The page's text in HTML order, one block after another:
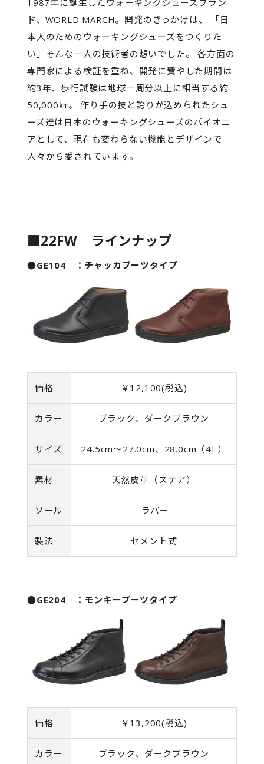
ド、WORLD MARCH。開発のきっかけは、 「日
本人のためのウォーキングシューズをつくりた
い」そんな一人の技術者の想いでした。 各方面の
専門家による検証を重ね、開発に費やした期間は
約3年、歩行試験は地球一周分以上に相当する約
50,000㎞。 作り手の技と誇りが込められたシュ
ーズ達は日本のウォーキングシューズのパイオニ
アとして、現在も変わらない機能とデザインで
人々から愛されています。
■22FW ラインナップ
●GE104 ：チャッカブーツタイプ
価格 ￥12,100(税込)
カラー ブラック、ダークブラウン
サイズ 24.5cm～27.0cm、28.0cm（4E）
素材 天然皮革（ステア）
ソール ラバー
製法 セメント式
●GE204 ：モンキーブーツタイプ
価格 ￥13,200(税込)
カラー ブラック、ダークブラウン